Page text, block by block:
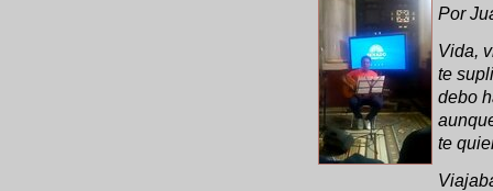
Por
Vida,
te
debo
te